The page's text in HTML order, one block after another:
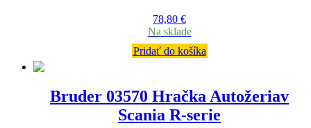
78,80 €
Na sklade
Pridať do košíka
Bruder 03570 Hračka Autožeriav
Scania R-serie